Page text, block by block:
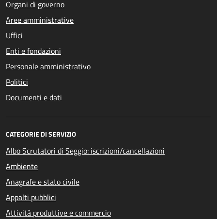
Organi di governo
Aree amministrative
Uffici
Enti e fondazioni
Personale amministrativo
Politici
Documenti e dati
CATEGORIE DI SERVIZIO
Albo Scrutatori di Seggio: iscrizioni/cancellazioni
Ambiente
Anagrafe e stato civile
Appalti pubblici
Attività produttive e commercio